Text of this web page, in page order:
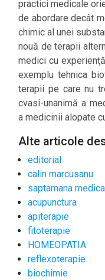
practici medicale
de abordare decât
chimic al unei
nouă de terapii
medici cu
exemplu tehnica
terapii pe care nu
cvasi-unanimă a
a medicinii alopate
Alte articole
editorial
calin marcusanu
saptamana
acupunctura
apiterapie
fitoterapie
HOMEOPATIA
reflexoterapie
biochimie